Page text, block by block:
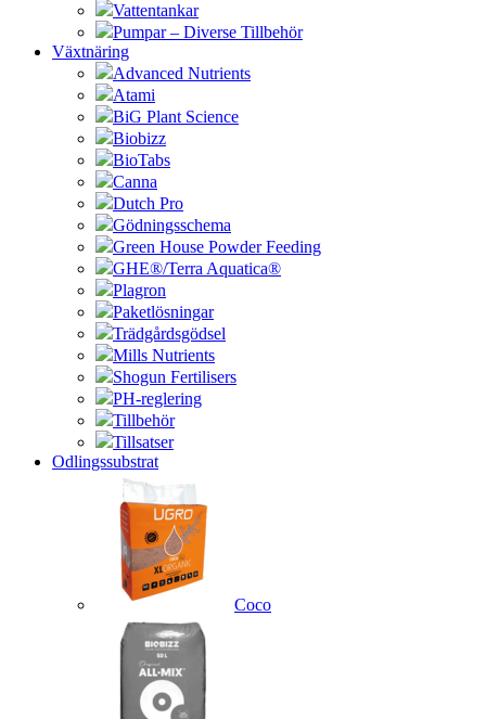
Vattentankar
Pumpar – Diverse Tillbehör
Växtnäring
Advanced Nutrients
Atami
BiG Plant Science
Biobizz
BioTabs
Canna
Dutch Pro
Gödningsschema
Green House Powder Feeding
GHE®/Terra Aquatica®
Plagron
Paketlösningar
Trädgårdsgödsel
Mills Nutrients
Shogun Fertilisers
PH-reglering
Tillbehör
Tillsatser
Odlingssubstrat
Coco